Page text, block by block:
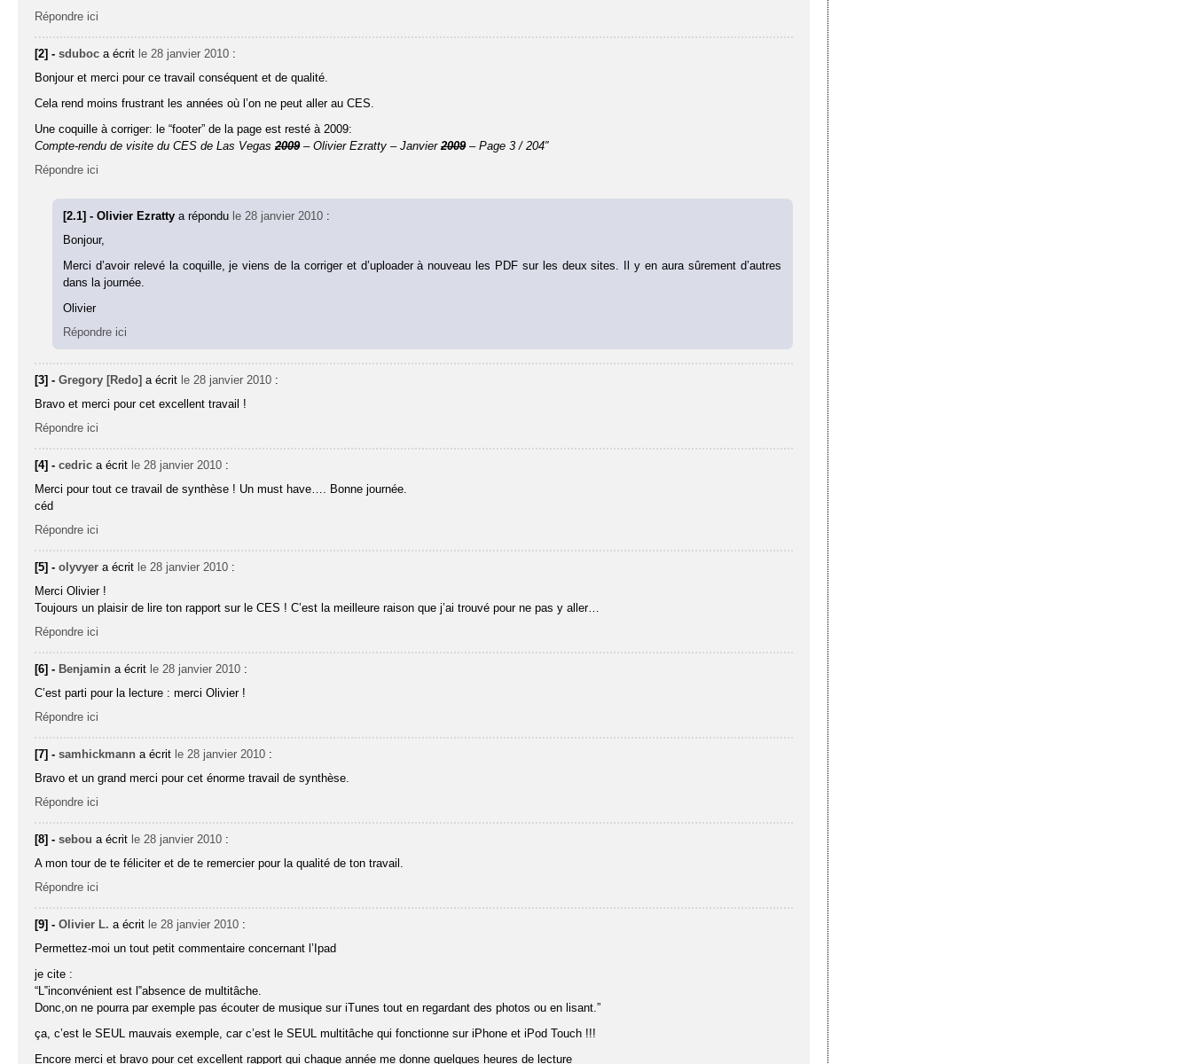
Répondre ici
[2] -sduboc a écrit le 28 janvier 2010 :
Bonjour et merci pour ce travail conséquent et de qualité.
Cela rend moins frustrant les années où l’on ne peut aller au CES.
Une coquille à corriger: le “footer” de la page est resté à 2009:
Compte-rendu de visite du CES de Las Vegas2009– Olivier Ezratty – Janvier2009– Page 3 / 204″
Répondre ici
[2.1] - Olivier Ezrattya répondu le 28 janvier 2010 :
Bonjour,
Merci d’avoir relevé la coquille, je viens de la corriger et d’uploader à nouveau les PDF sur les deux sites. Il y en aura sûrement d’autres
dans la journée.
Olivier
Répondre ici
[3] -Gregory [Redo] a écrit le 28 janvier 2010 :
Bravo et merci pour cet excellent travail !
Répondre ici
[4] -cedric a écrit le 28 janvier 2010 :
Merci pour tout ce travail de synthèse ! Un must have…. Bonne journée.
céd
Répondre ici
[5] -olyvyer a écrit le 28 janvier 2010 :
Merci Olivier !
Toujours un plaisir de lire ton rapport sur le CES ! C’est la meilleure raison que j’ai trouvé pour ne pas y aller…
Répondre ici
[6] - Benjamin a écrit le 28 janvier 2010 :
C’est parti pour la lecture : merci Olivier !
Répondre ici
[7] -samhickmann a écrit le 28 janvier 2010 :
Bravo et un grand merci pour cet énorme travail de synthèse.
Répondre ici
[8] -sebou a écrit le 28 janvier 2010 :
A mon tour de te féliciter et de te remercier pour la qualité de ton travail.
Répondre ici
[9] -Olivier L. a écrit le 28 janvier 2010 :
Permettez-moi un tout petit commentaire concernant l’Ipad
je cite :
“L‟inconvénient est l‟absence de multitâche.
Donc,on ne pourra par exemple pas écouter de musique sur iTunes tout en regardant des photos ou en lisant.”
ça, c’est le SEUL mauvais exemple, car c’est le SEUL multitâche qui fonctionne sur iPhone et iPod Touch !!!
Encore merci et bravo pour cet excellent rapport qui chaque année me donne quelques heures de lecture